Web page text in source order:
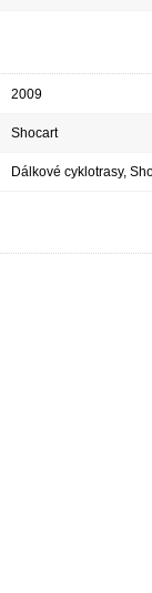
2009
Shocart
Dálkové cyklotrasy,